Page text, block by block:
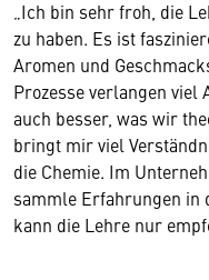
„Ich bin sehr froh, die
zu haben. Es ist
Aromen und
Prozesse verlangen
auch besser, was wir
bringt mir viel
die Chemie. Im
sammle Erfahrungen in
kann die Lehre nur